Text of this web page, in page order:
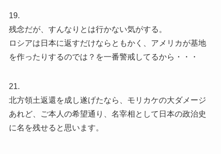
19.
残念だが、すんなりとは行かない気がする。
ロシアは日本に返すだけならともかく、アメリカが基地
を作ったりするのでは？を一番警戒してるから・・・
21.
北方領土返還を成し遂げたなら、モリカケの大ダメージ
あれど、ご本人の希望通り、名宰相として日本の政治史
に名を残せると思います。